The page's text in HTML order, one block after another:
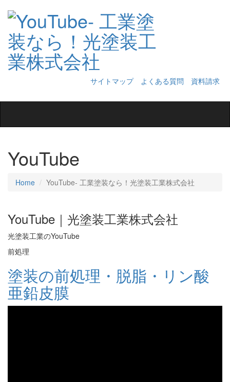
サイトマップ よくある質問
資料請求
navigation
YouTube
Home YouTube‐ 工業塗装なら！光塗装工業株式会社
YouTube｜光塗装工業株式会社
光塗装工業のYouTube
前処理
塗装の前処理・脱脂・リン酸
亜鉛皮膜